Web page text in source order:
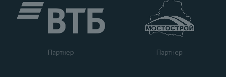
Партнер Партнер